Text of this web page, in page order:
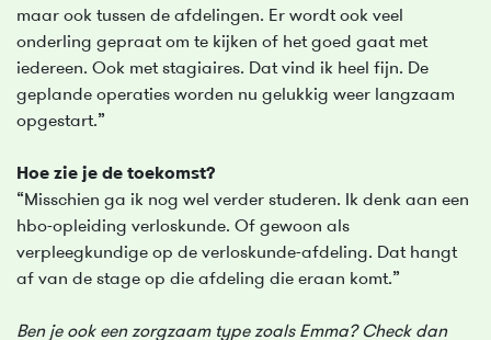
maar ook tussen de afdelingen. Er wordt ook veel
onderling gepraat om te kijken of het goed gaat met
iedereen. Ook met stagiaires. Dat vind ik heel fijn. De
geplande operaties worden nu gelukkig weer langzaam
opgestart.”
Hoe zie je de toekomst?
“Misschien ga ik nog wel verder studeren. Ik denk aan een
hbo-opleiding verloskunde. Of gewoon als
verpleegkundige op de verloskunde-afdeling. Dat hangt
af van de stage op die afdeling die eraan komt.”
Ben je ook een zorgzaam type zoals Emma? Check dan